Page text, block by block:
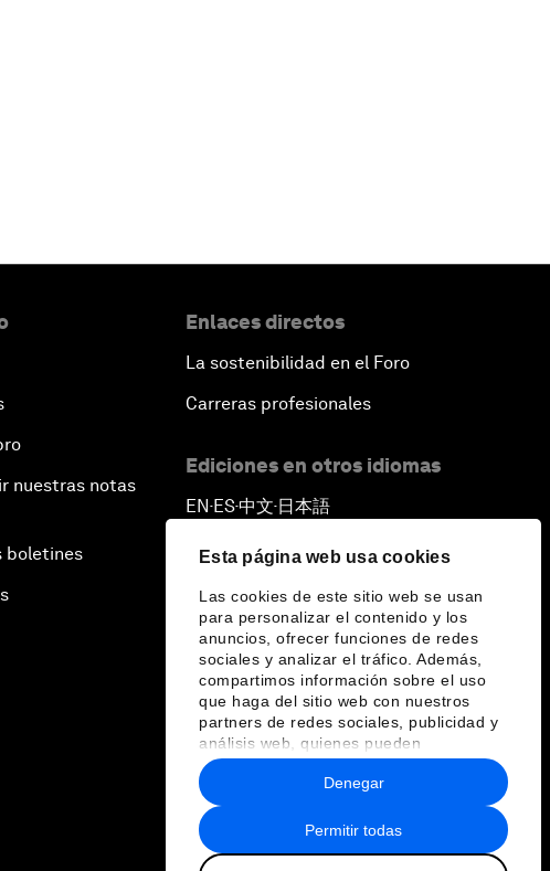
Esta página web usa cookies
Las cookies de este sitio web se usan
para personalizar el contenido y los
anuncios, ofrecer funciones de redes
sociales y analizar el tráfico. Además,
compartimos información sobre el uso
que haga del sitio web con nuestros
partners de redes sociales, publicidad y
análisis web, quienes pueden
combinarla con otra información que les
haya proporcionado o que hayan
recopilado a partir del uso que haya
hecho de sus servicios.
Permitir todas
Denegar
nuestras notas
boletines
Enlaces directos
La sostenibilidad en el Foro
Carreras profesionales
Ediciones en otros idiomas
EN ▪ ES▪中文▪ 日本語